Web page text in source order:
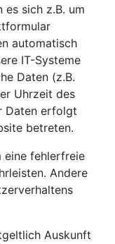
es sich z.B. um
automatisch
IT-Systeme
Daten (z.B.
Uhrzeit des
Daten erfolgt
betreten.
eine fehlerfreie
Andere
Auskunft